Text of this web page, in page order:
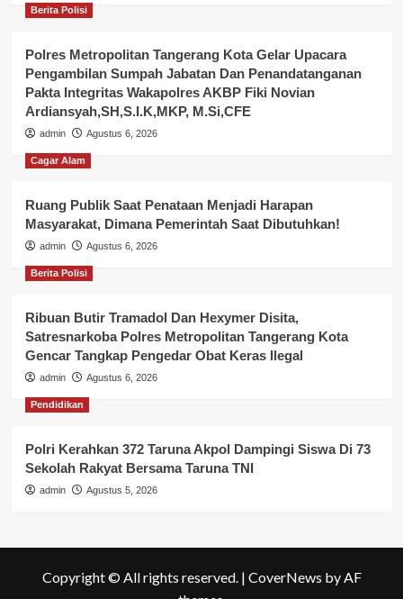
Berita Polisi
Polres Metropolitan Tangerang Kota Gelar Upacara
Pengambilan Sumpah Jabatan Dan Penandatanganan
Pakta Integritas Wakapolres AKBP Fiki Novian
Ardiansyah,SH,S.I.K,MKP, M.Si,CFE
admin Agustus 6, 2026
Cagar Alam
Ruang Publik Saat Penataan Menjadi Harapan
Masyarakat, Dimana Pemerintah Saat Dibutuhkan!
admin Agustus 6, 2026
Berita Polisi
Ribuan Butir Tramadol Dan Hexymer Disita,
Satresnarkoba Polres Metropolitan Tangerang Kota
Gencar Tangkap Pengedar Obat Keras Ilegal
admin Agustus 6, 2026
Pendidikan
Polri Kerahkan 372 Taruna Akpol Dampingi Siswa Di 73
Sekolah Rakyat Bersama Taruna TNI
admin Agustus 5, 2026
Copyright © All rights reserved. | CoverNews by AF